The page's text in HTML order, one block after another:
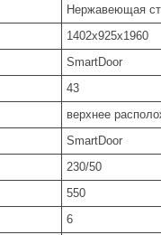
Нержавеющая
1402х925х1960
SmartDoor
43
верхнее
SmartDoor
230/50
550
6